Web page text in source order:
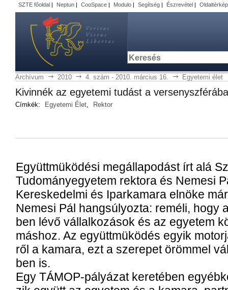
SZTE főoldal | Neptun | CooSpace | Modulo | Segítség | Észrevétel | Oldaltérkép
Archívum 2010 4. szám - 2010. március 16. Egyetemi élet
Ki­vin­nék az egye­te­mi tu­dást a ver­seny­szfé­rá­ba
Címkék: Egyetemi Élet, Rektor
Együtt­mü­kö­dé­si meg­ál­la­po­dást írt alá
Tu­do­mány­egye­tem rek­to­ra és Ne­me­si
Ke­res­ke­del­mi és Ipar­ka­ma­ra el­nö­ke
Ne­me­si Pál hang­sú­lyoz­ta: re­mé­li,
ben lé­vő vál­lal­ko­zá­sok és az egye­tem
más­hoz. Az együtt­mü­kö­dés egyik
ről a ka­ma­ra, ezt a sze­re­pet öröm­mel
ben is.
Egy TÁMOP-pályázat ke­re­té­ben